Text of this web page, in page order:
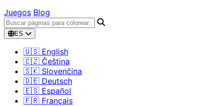
Juegos Blog
ES
🇺🇸 English
🇨🇿 Čeština
🇸🇰 Slovenčina
🇩🇪 Deutsch
🇪🇸 Español
🇫🇷 Français